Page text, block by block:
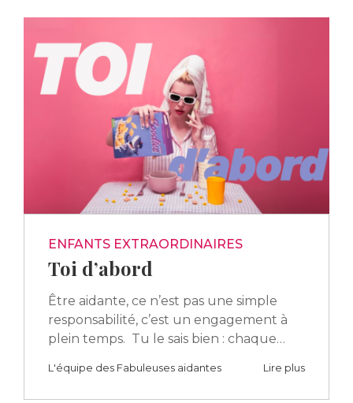
ENFANTS EXTRAORDINAIRES
Toi d’abord
Être aidante, ce n’est pas une simple
responsabilité, c’est un engagement à
plein temps. Tu le sais bien : chaque…
L'équipe des Fabuleuses aidantes Lire plus